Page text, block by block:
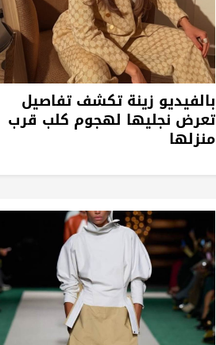
بالفيديو زينة تكشف تفاصيل
تعرض نجليها لهجوم كلب قرب
منزلها